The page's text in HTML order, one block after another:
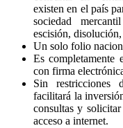
existen en el país
sociedad
escisión,
Un solo folio
Es completamente
con firma
Sin restricciones
facilitará la
consultas y
acceso a internet.